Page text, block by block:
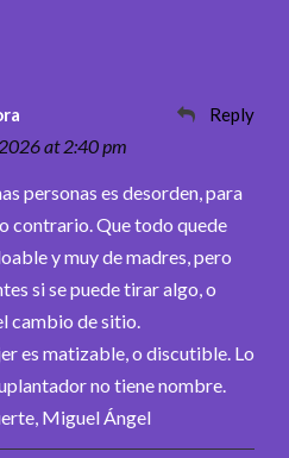
at 2:40 pm
Reply
personas es desorden, para
contrario. Que todo quede
y muy de madres, pero
si se puede tirar algo, o
cambio de sitio.
es matizable, o discutible. Lo
no tiene nombre.
Miguel Ángel